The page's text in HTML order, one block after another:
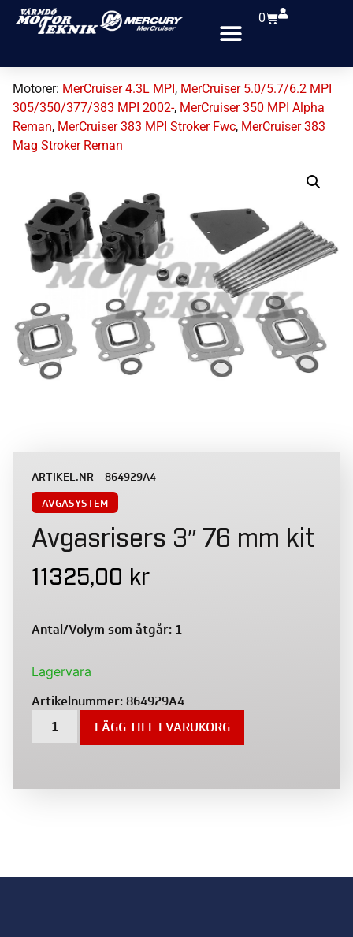
0
Motorer: MerCruiser 4.3L MPI, MerCruiser 5.0/5.7/6.2 MPI
305/350/377/383 MPI 2002-, MerCruiser 350 MPI Alpha
Reman, MerCruiser 383 MPI Stroker Fwc, MerCruiser 383
Mag Stroker Reman
ARTIKEL.NR - 864929A4
AVGASYSTEM
Avgasrisers 3″ 76 mm kit
11325,00 kr
Antal/Volym som åtgår: 1
Lagervara
Artikelnummer:864929A4
LÄGG TILL I VARUKORG